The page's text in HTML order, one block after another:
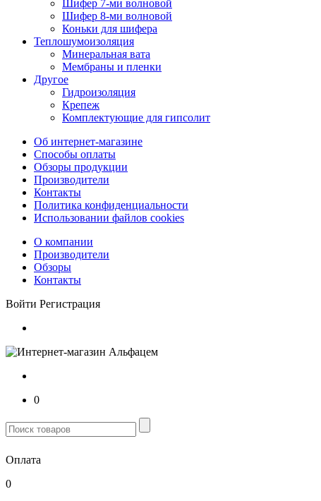
Шифер 7-ми волновой
Шифер 8-ми волновой
Коньки для шифера
Теплошумоизоляция
Минеральная вата
Мембраны и пленки
Другое
Гидроизоляция
Крепеж
Комплектующие для гипсолит
Об интернет-магазине
Способы оплаты
Обзоры продукции
Производители
Контакты
Политика конфиденциальности
Использовании файлов cookies
О компании
Производители
Обзоры
Контакты
Войти Регистрация
0
Оплата
0